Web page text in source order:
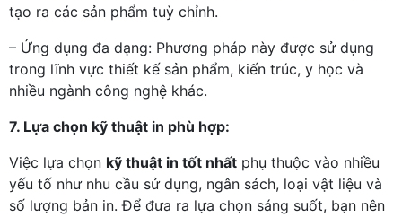
tạo ra các sản phẩm tuỳ chỉnh.
– Ứng dụng đa dạng: Phương pháp này được sử dụng
trong lĩnh vực thiết kế sản phẩm, kiến trúc, y học và
nhiều ngành công nghệ khác.
7. Lựa chọn kỹ thuật in phù hợp:
Việc lựa chọn kỹ thuật in tốt nhất phụ thuộc vào nhiều
yếu tố như nhu cầu sử dụng, ngân sách, loại vật liệu và
số lượng bản in. Để đưa ra lựa chọn sáng suốt, bạn nên